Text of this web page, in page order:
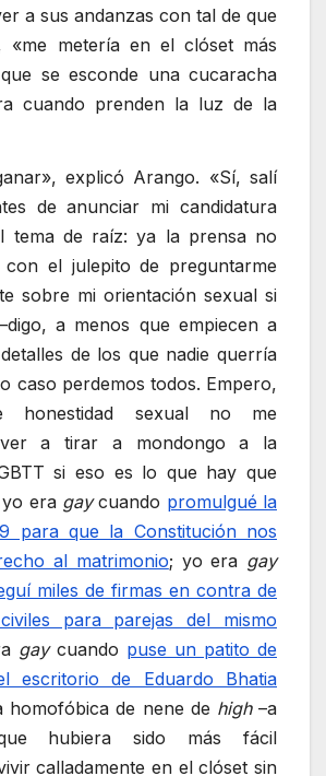
a sus andanzas con tal de que
metería en el clóset más
se esconde una cucaracha
cuando prenden la luz de la
explicó Arango. «Sí, salí
de anunciar mi candidatura
tema de raíz: ya la prensa no
con el julepito de preguntarme
sobre mi orientación sexual si
a menos que empiecen a
de los que nadie querría
caso perdemos todos. Empero,
honestidad sexual no me
a tirar a mondongo a la
si eso es lo que hay que
yo era gaycuando promulgué la
para que la Constitución nos
al matrimonio; yo era gay
miles de firmas en contra de
para parejas del mismo
gaycuando puse un patito de
escritorio de Eduardo Bhatia
homofóbica de nene de high–a
hubiera sido más fácil
calladamente en el clóset sin